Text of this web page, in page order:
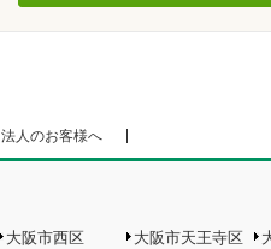
法人のお客様へ
大阪市西区 大阪市天王寺区